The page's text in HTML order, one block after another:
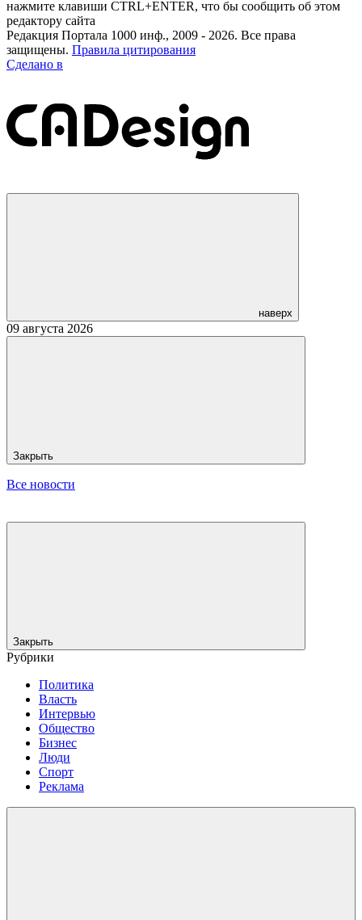
нажмите клавиши CTRL+ENTER, что бы сообщить об этом
редактору сайта
Редакция Портала 1000 инф., 2009 - 2026. Все права
защищены. Правила цитирования
Сделано в
наверх
09 августа 2026
Закрыть
Все новости
Закрыть
Рубрики
Политика
Власть
Интервью
Общество
Бизнес
Люди
Спорт
Реклама